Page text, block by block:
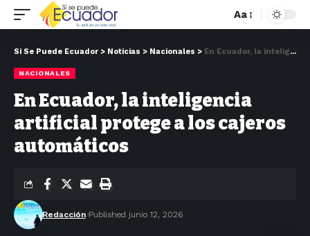
Aa
Si Se Puede Ecuador > Noticias > Nacionales > En Ecuador, la inteligencia artificial protege a los cajeros automáticos
NACIONALES
En Ecuador, la inteligencia
artificial protege a los cajeros
automáticos
Redacción Published junio 12, 2026